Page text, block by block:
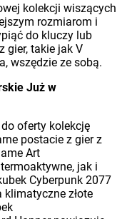
kolekcji wiszących
rozmiarom i
do kluczy lub
gier, takie jak V
wszędzie ze sobą.
Już w
oferty kolekcję
postacie z gier z
Art
jak i
Cyberpunk 2077
złote